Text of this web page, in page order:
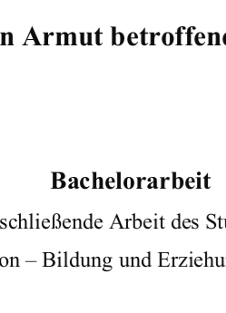
Armut
Arbeit des
– Bildung und